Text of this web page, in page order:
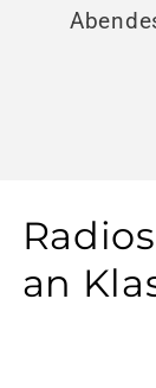
an